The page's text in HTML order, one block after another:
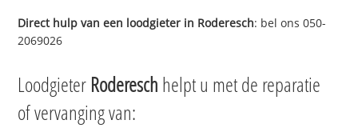
Direct hulp van een loodgieter in Roderesch: bel ons 050-
2069026
Loodgieter Roderesch helpt u met de reparatie
of vervanging van: